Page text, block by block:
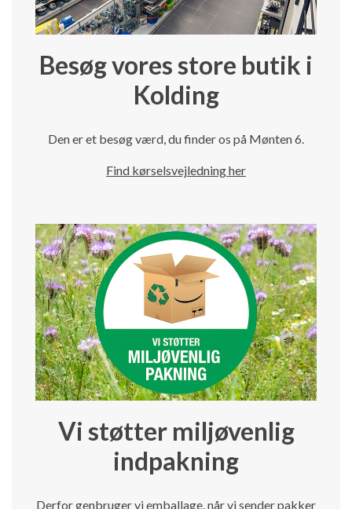
Besøg vores store butik i
Kolding
Den er et besøg værd, du finder os på Mønten 6.
Find kørselsvejledning her
Vi støtter miljøvenlig
indpakning
Derfor genbruger vi emballage, når vi sender pakker